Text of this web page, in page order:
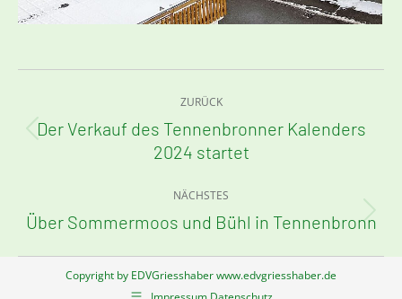
ZURÜCK
Vorheriger
Beitrag:
Der Verkauf des Tennenbronner Kalenders
2024 startet
NÄCHSTES
Nächster
Über Sommermoos und Bühl in Tennenbronn
Copyright by EDVGriesshaber www.edvgriesshaber.de